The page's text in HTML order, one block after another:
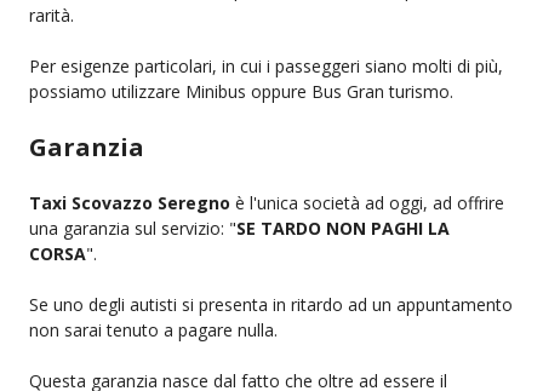
rarità.
Per esigenze particolari, in cui i passeggeri siano molti di più,
possiamo utilizzare Minibus oppure Bus Gran turismo.
Garanzia
Taxi Scovazzo Seregno è l'unica società ad oggi, ad offrire
una garanzia sul servizio: "SE TARDO NON PAGHI LA
CORSA".
Se uno degli autisti si presenta in ritardo ad un appuntamento
non sarai tenuto a pagare nulla.
Questa garanzia nasce dal fatto che oltre ad essere il